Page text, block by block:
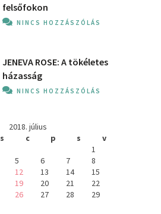
felsőfokon
NINCS HOZZÁSZÓLÁS
JENEVA ROSE: A ​tökéletes
házasság
NINCS HOZZÁSZÓLÁS
2018. július
s c p s
v
1
5 6 7
8
12 13 14
15
19 20 21
22
26 27 28
29